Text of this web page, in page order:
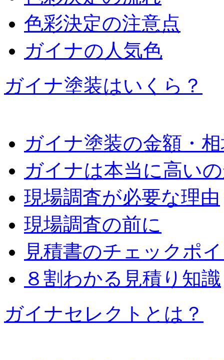
色彩決定の注意点
ガイナの人気色
ガイナ塗装はいくら？
ガイナ塗装の金額・
ガイナは本当に高い
現場調査が必要な理由
現場調査の前に
見積書のチェックポ
８割わかる見積り知識
ガイナセレクトとは？